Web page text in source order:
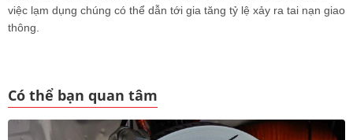
việc lạm dụng chúng có thể dẫn tới gia tăng tỷ lệ xảy ra tai nạn giao
thông.
Có thể bạn quan tâm